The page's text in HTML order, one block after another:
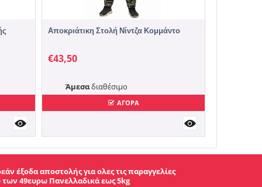
Αποκριάτικη Στολή Νίντζα Κομμάντο
€43,50
Άμεσαδιαθέσιμο
ΑΓΟΡΑ
έξοδα αποστολής για ολες τις παραγγελίες
49ευρω Πανελλαδικά εως 5kg